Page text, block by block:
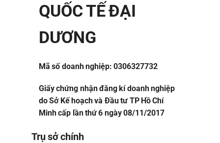
QUỐC TẾ ĐẠI
DƯƠNG
Mã số doanh nghiệp: 0306327732
Giấy chứng nhận đăng kí doanh nghiệp
do Sở Kế hoạch và Đầu tư TP Hồ Chí
Minh cấp lần thứ 6 ngày 08/11/2017
Trụ sở chính